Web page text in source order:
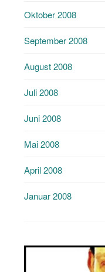
Oktober 2008
September 2008
August 2008
Juli 2008
Juni 2008
Mai 2008
April 2008
Januar 2008